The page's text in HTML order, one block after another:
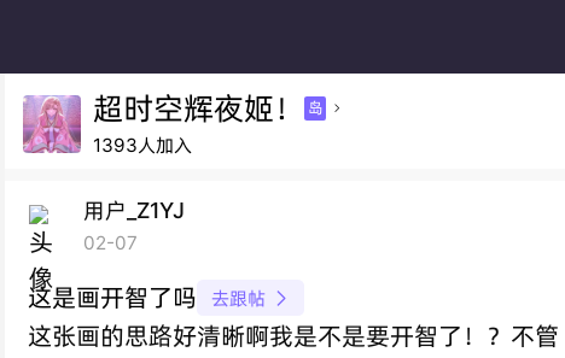
超时空辉夜姬！ 岛 
1393人加入
用户_Z1YJ
02-07
这是画开智了吗 去跟帖 
这张画的思路好清晰啊我是不是要开智了！？不管